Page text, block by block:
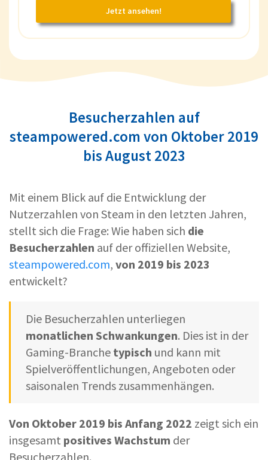
Jetzt ansehen!
Besucherzahlen auf
steampowered.com von Oktober 2019
bis August 2023
Mit einem Blick auf die Entwicklung der
Nutzerzahlen von Steam in den letzten Jahren,
stellt sich die Frage: Wie haben sich die
Besucherzahlen auf der offiziellen Website,
steampowered.com, von 2019 bis 2023
entwickelt?
Die Besucherzahlen unterliegen
monatlichen Schwankungen. Dies ist in der
Gaming-Branche typisch und kann mit
Spielveröffentlichungen, Angeboten oder
saisonalen Trends zusammenhängen.
Von Oktober 2019 bis Anfang 2022 zeigt sich ein
insgesamt positives Wachstum der
Besucherzahlen.